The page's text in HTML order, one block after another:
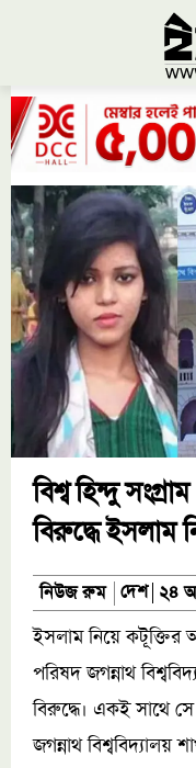
বিশ্ব হিন্দু
বিরুদ্ধে ইসলাম
নিউজ রুম দেশ ২৪
ইসলাম নিয়ে কটূক্তির
পরিষদ জগন্নাথ
বিরুদ্ধে। একই সাথে
জগন্নাথ